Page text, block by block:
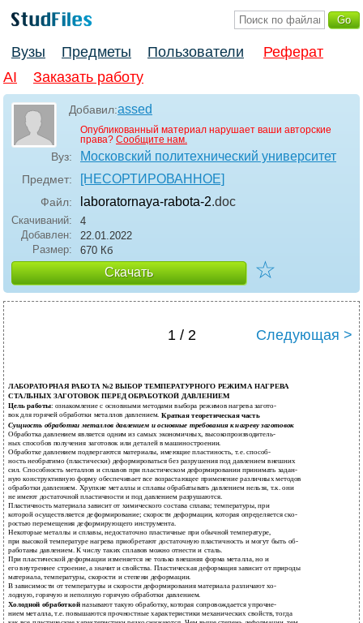
Вузы Предметы Пользователи
Реферат
AI
Заказать работу
Добавил:assed
Опубликованный материал нарушает ваши авторские
права? Сообщите нам.
Вуз: Московский политехнический университет
Предмет: [НЕСОРТИРОВАННОЕ]
Файл: laboratornaya-rabota-2.doc
Скачиваний:
4
Добавлен:
22.01.2022
Размер:
670 Кб
Скачать ☆
1 / 2 Следующая >